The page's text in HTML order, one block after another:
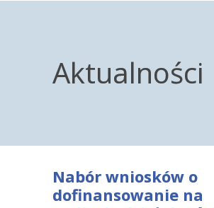
Aktualności
Nabór wniosków o
dofinansowanie na